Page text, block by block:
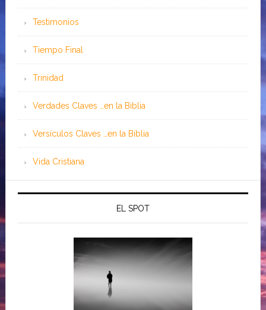
Testimonios
Tiempo Final
Trinidad
Verdades Claves …en la Biblia
Versículos Claves …en la Biblia
Vida Cristiana
EL SPOT